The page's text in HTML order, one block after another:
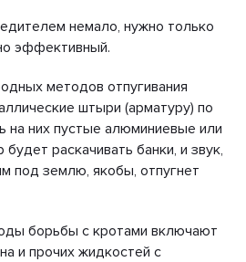
немало, нужно только
эффективный.
методов отпугивания
штыри (арматуру) по
на них пустые алюминиевые или
раскачивать банки, и звук,
под землю, якобы, отпугнет
борьбы с кротами включают
и прочих жидкостей с